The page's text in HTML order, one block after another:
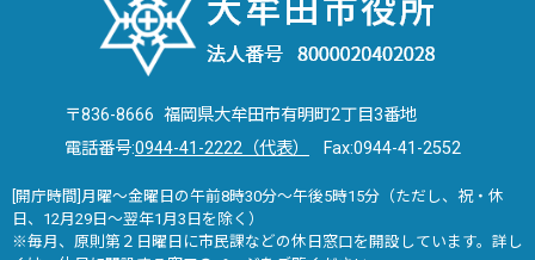
〒836-8666 福岡県大牟田市有明町2丁目3番地
電話番号:0944-41-2222（代表） Fax:0944-41-2552
[開庁時間]月曜～金曜日の午前8時30分～午後5時15分（ただし、祝・休
日、12月29日～翌年1月3日を除く）
※毎月、原則第２日曜日に市民課などの休日窓口を開設しています。詳し